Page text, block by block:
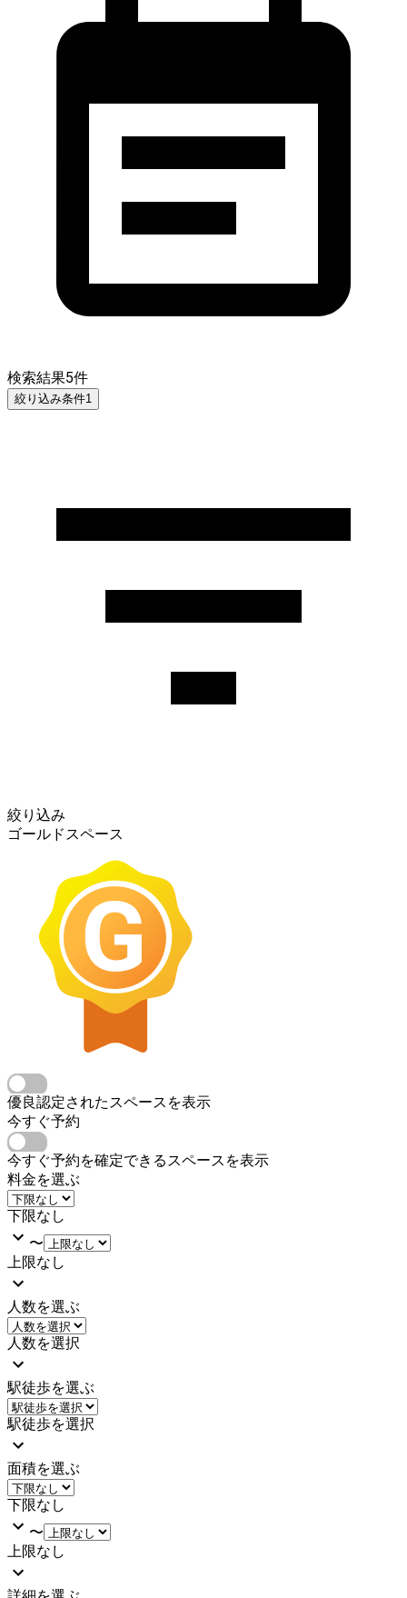
検索結果5件
絞り込み条件1
絞り込み
ゴールドスペース
優良認定されたスペースを表示
今すぐ予約
今すぐ予約を確定できるスペースを表示
料金を選ぶ
下限なし
〜
上限なし
人数を選ぶ
人数を選択
駅徒歩を選ぶ
駅徒歩を選択
面積を選ぶ
下限なし
〜
上限なし